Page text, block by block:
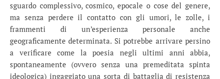
sguardo complessivo, cosmico, epocale o cose del genere,
ma senza perdere il contatto con gli umori, le zolle, i
frammenti di un’esperienza personale anche
geograficamente determinata. Si potrebbe arrivare persino
a verificare come la poesia negli ultimi anni abbia,
spontaneamente (ovvero senza una premeditata spinta
ideologica) ingaggiato una sorta di battaglia di resistenza